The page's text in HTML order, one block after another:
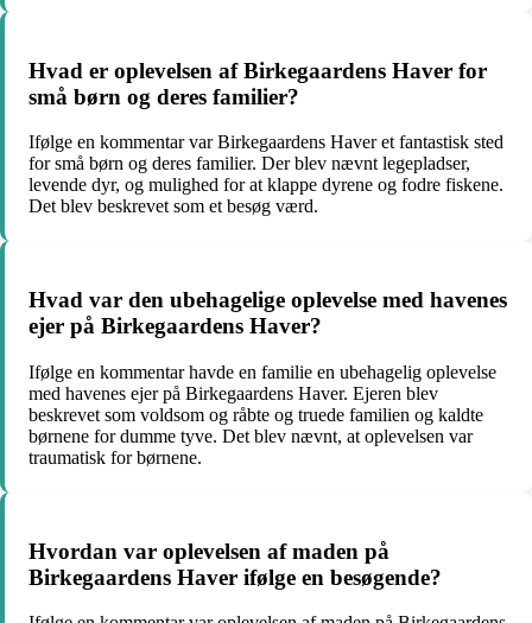
Hvad er oplevelsen af Birkegaardens Haver for
små børn og deres familier?
Ifølge en kommentar var Birkegaardens Haver et fantastisk sted
for små børn og deres familier. Der blev nævnt legepladser,
levende dyr, og mulighed for at klappe dyrene og fodre fiskene.
Det blev beskrevet som et besøg værd.
Hvad var den ubehagelige oplevelse med havenes
ejer på Birkegaardens Haver?
Ifølge en kommentar havde en familie en ubehagelig oplevelse
med havenes ejer på Birkegaardens Haver. Ejeren blev
beskrevet som voldsom og råbte og truede familien og kaldte
børnene for dumme tyve. Det blev nævnt, at oplevelsen var
traumatisk for børnene.
Hvordan var oplevelsen af maden på
Birkegaardens Haver ifølge en besøgende?